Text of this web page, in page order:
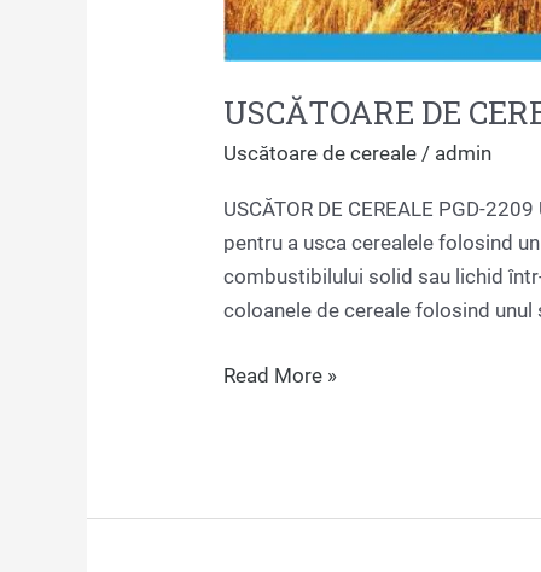
USCĂTOARE DE
Uscătoare de cereale / admin
USCĂTOR DE CEREALE PGD-
pentru a usca cerealele folosind
combustibilului solid sau lichid
coloanele de cereale folosind
Read More »